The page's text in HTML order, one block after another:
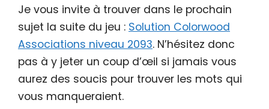
Je vous invite à trouver dans le prochain
sujet la suite du jeu : Solution Colorwood
Associations niveau 2093. N’hésitez donc
pas à y jeter un coup d’œil si jamais vous
aurez des soucis pour trouver les mots qui
vous manqueraient.